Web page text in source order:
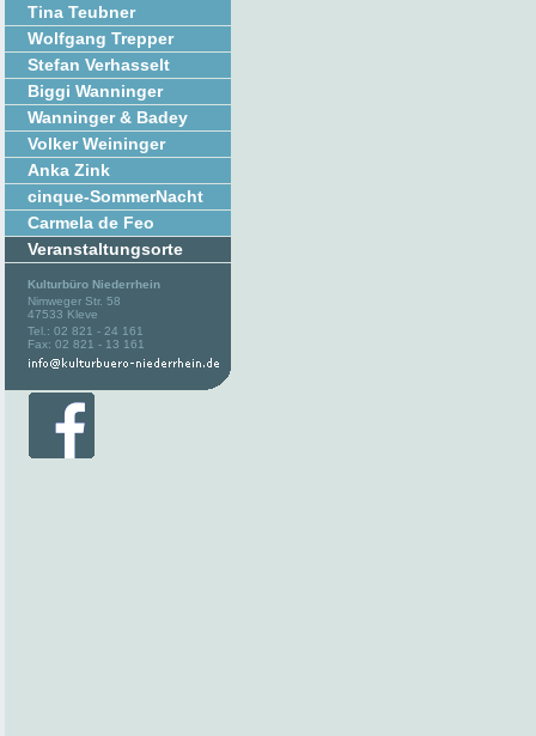
Tina Teubner
Wolfgang Trepper
Stefan Verhasselt
Biggi Wanninger
Wanninger & Badey
Volker Weininger
Anka Zink
cinque-SommerNacht
Carmela de Feo
Veranstaltungsorte
Kulturbüro Niederrhein
Nimweger Str. 58
47533 Kleve
Tel.: 02 821 - 24 161
Fax: 02 821 - 13 161